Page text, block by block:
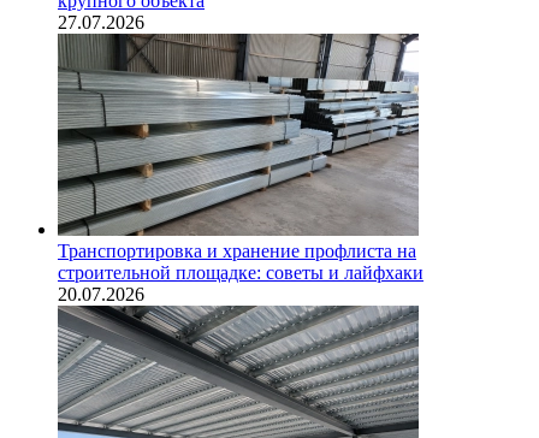
27.07.2026
Транспортировка и хранение профлиста на
строительной площадке: советы и лайфхаки
20.07.2026